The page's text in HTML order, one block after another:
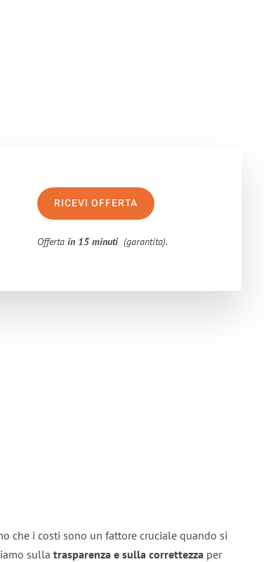
RICEVI OFFERTA
Offertain 15 minuti (garantita).
che i costi sono un fattore cruciale quando si
sulla trasparenza e sulla correttezza per